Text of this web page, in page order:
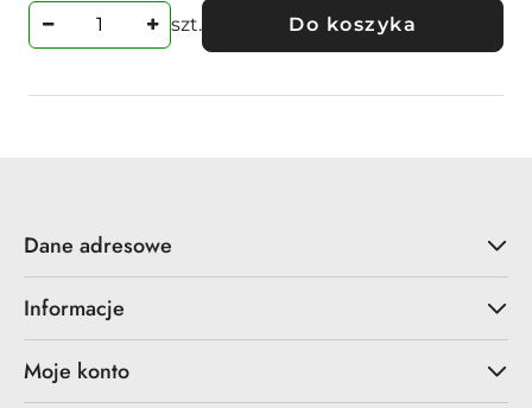
szt. Do koszyka
Dane adresowe
Informacje
Moje konto